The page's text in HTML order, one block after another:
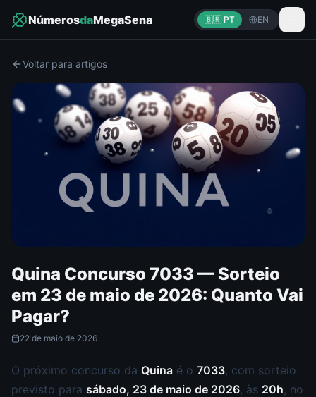
NúmerosdaMegaSena 🇧🇷 PT EN
Voltar para artigos
Quina Concurso 7033 — Sorteio
em 23 de maio de 2026: Quanto Vai
Pagar?
22 de maio de 2026
O próximo concurso da Quina é o 7033, com sorteio
previsto para sábado, 23 de maio de 2026, às 20h, no